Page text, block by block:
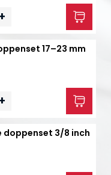
17–23 mm
doppenset 3/8 inch